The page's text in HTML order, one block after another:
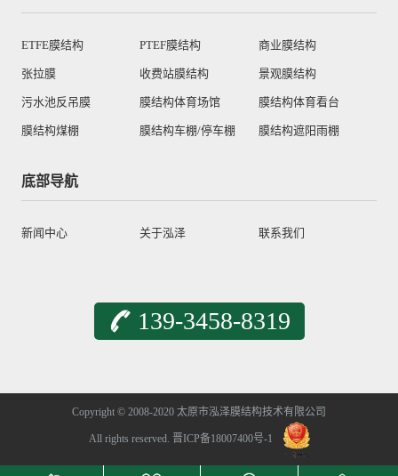
ETFE膜结构 PTEF膜结构 商业膜结构
张拉膜 收费站膜结构 景观膜结构
污水池反吊膜 膜结构体育场馆 膜结构体育看台
膜结构煤棚 膜结构车棚/停车棚 膜结构遮阳雨棚
底部导航
新闻中心 关于泓泽 联系我们
139-3458-8319
Copyright © 2008-2020 太原市泓泽膜结构技术有限公司
All rights reserved. 晋ICP备18007400号-1